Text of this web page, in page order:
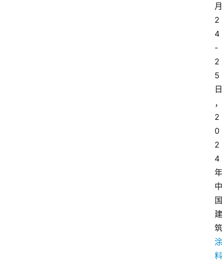
月
2
4
-
2
5
日
，
2
0
2
4
年
中
国
建
筑
涂
料